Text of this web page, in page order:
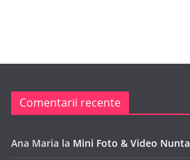
Comentarii recente
Ana Maria la Mini Foto & Video Nunta